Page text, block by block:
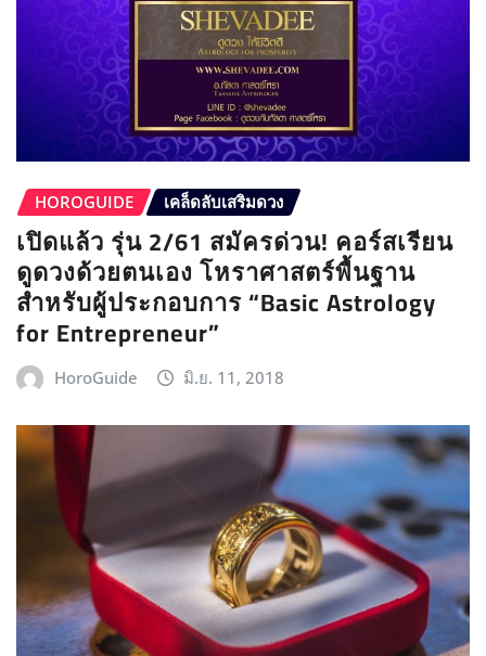
HOROGUIDE เคล็ดลับเสริมดวง
เปิดแล้ว รุ่น 2/61 สมัครด่วน! คอร์สเรียน
ดูดวงด้วยตนเอง โหราศาสตร์พื้นฐาน
สำหรับผู้ประกอบการ “Basic Astrology
for Entrepreneur”
HoroGuide มิ.ย. 11, 2018